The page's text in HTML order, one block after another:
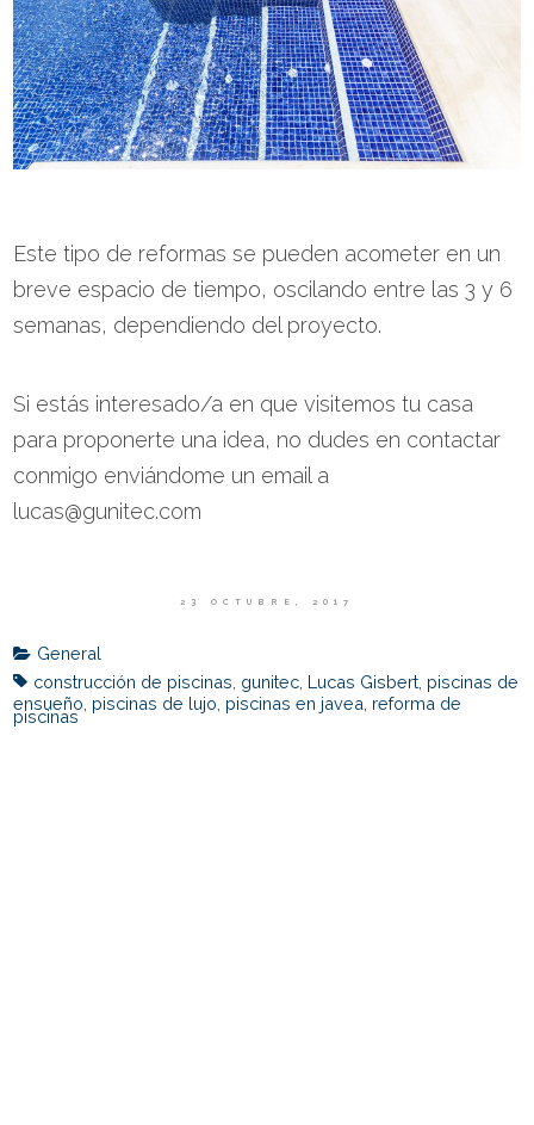
Este tipo de reformas se pueden acometer en un
breve espacio de tiempo, oscilando entre las 3 y 6
semanas, dependiendo del proyecto.
Si estás interesado/a en que visitemos tu casa
para proponerte una idea, no dudes en contactar
conmigo enviándome un email a
lucas@gunitec.com
23 OCTUBRE, 2017
General
construcción de piscinas gunitec Lucas Gisbert piscinas de
ensueño piscinas de lujo piscinas en javea reforma de
piscinas